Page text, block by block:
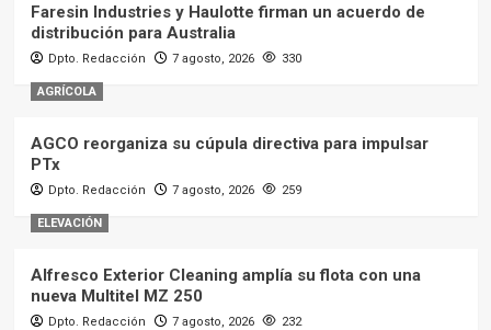
Faresin Industries y Haulotte firman un acuerdo de
distribución para Australia
Dpto. Redacción 7 agosto, 2026 330
AGRÍCOLA
AGCO reorganiza su cúpula directiva para impulsar
PTx
Dpto. Redacción 7 agosto, 2026 259
ELEVACIÓN
Alfresco Exterior Cleaning amplía su flota con una
nueva Multitel MZ 250
Dpto. Redacción 7 agosto, 2026 232